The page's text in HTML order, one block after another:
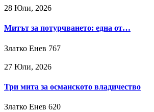
28 Юли, 2026
Митът за потурчването: една от…
Златко Енев 767
27 Юли, 2026
Три мита за османското владичество
Златко Енев 620